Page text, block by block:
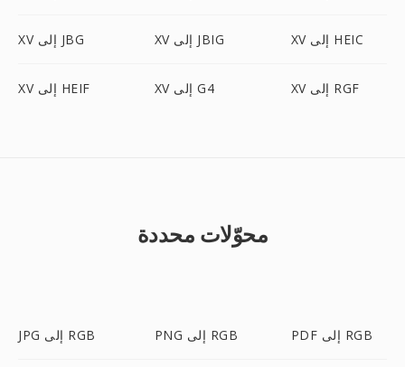
XV إلى JBG XV إلى JBIG XV إلى HEIC
XV إلى HEIF XV إلى G4 XV إلى RGF
محوّلات محددة
JPG إلى RGB PNG إلى RGB PDF إلى RGB